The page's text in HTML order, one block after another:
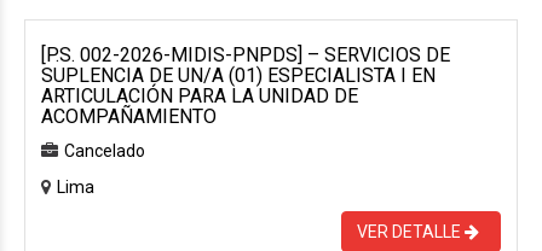
[P.S. 002-2026-MIDIS-PNPDS] – SERVICIOS DE
SUPLENCIA DE UN/A (01) ESPECIALISTA I EN
ARTICULACIÓN PARA LA UNIDAD DE
ACOMPAÑAMIENTO
Cancelado
Lima
VER DETALLE